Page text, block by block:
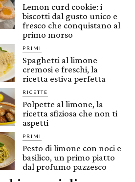
Lemon curd cookie: i
biscotti dal gusto unico e
fresco che conquistano al
primo morso
PRIMI
Spaghetti al limone
cremosi e freschi, la
ricetta estiva perfetta
RICETTE
Polpette al limone, la
ricetta sfiziosa che non ti
aspetti
PRIMI
Pesto di limone con noci e
basilico, un primo piatto
dal profumo pazzesco